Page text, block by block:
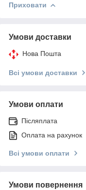
Приховати
Умови доставки
Нова Пошта
Всі умови доставки
Умови оплати
Післяплата
Оплата на рахунок
Всі умови оплати
Умови повернення